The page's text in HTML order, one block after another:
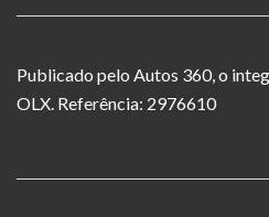
Publicado pelo Autos 360, o
OLX. Referência: 2976610